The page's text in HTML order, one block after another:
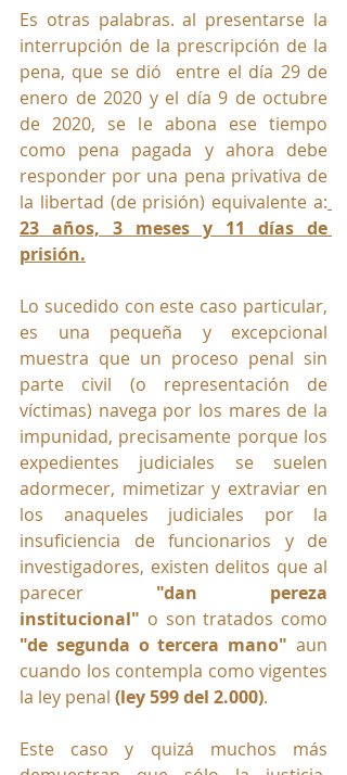
Es otras palabras. al presentarse la
interrupción de la prescripción de la
pena, que se dió  entre el día 29 de
enero de 2020 y el día 9 de octubre
de 2020, se le abona ese tiempo
como pena pagada y ahora debe
responder por una pena privativa de
la libertad (de prisión) equivalente a:
23 años, 3 meses y 11 días de
prisión.
Lo sucedido con este caso particular,
es una pequeña y excepcional
muestra que un proceso penal sin
parte civil (o representación de
víctimas) navega por los mares de la
impunidad, precisamente porque los
expedientes judiciales se suelen
adormecer, mimetizar y extraviar en
los anaqueles judiciales por la
insuficiencia de funcionarios y de
investigadores, existen delitos que al
parecer "dan pereza
institucional"
"de segunda o tercera mano" aun
cuando los contempla como vigentes
la ley penal (ley 599 del 2.000).
Este caso y quizá muchos más